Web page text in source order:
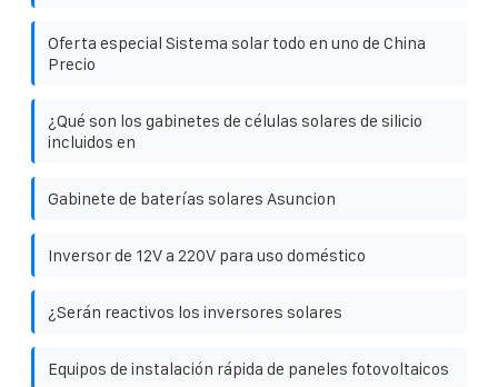
Oferta especial Sistema solar todo en uno de China
Precio
¿Qué son los gabinetes de células solares de silicio
incluidos en
Gabinete de baterías solares Asuncion
Inversor de 12V a 220V para uso doméstico
¿Serán reactivos los inversores solares
Equipos de instalación rápida de paneles fotovoltaicos